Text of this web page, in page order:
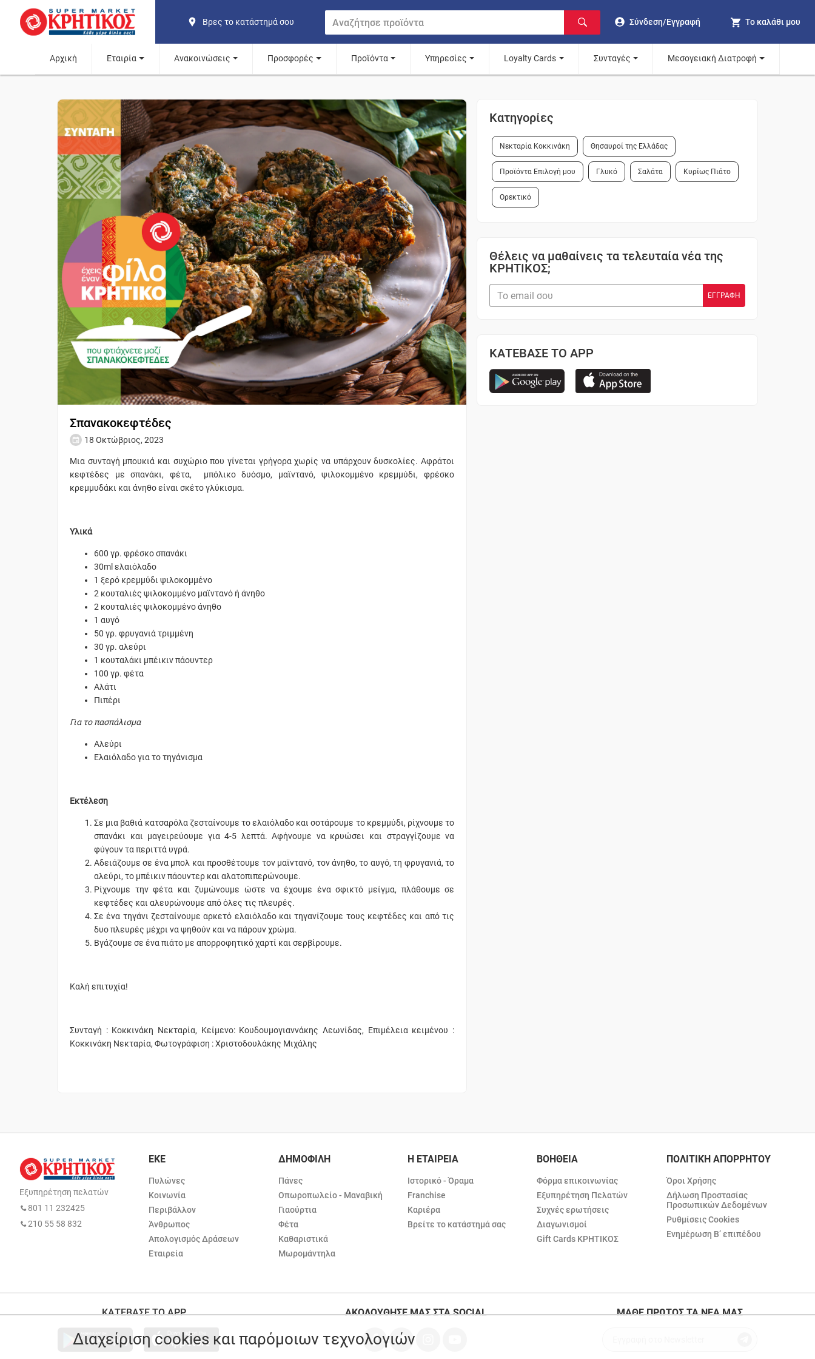
Βρες το κατάστημά σου Σύνδεση/Εγγραφή Το καλάθι μου
Αρχική Εταιρία Ανακοινώσεις Προσφορές Προϊόντα Υπηρεσίες Loyalty Cards Συνταγές Μεσογειακή Διατροφή
Σπανακοκεφτέδες
18 Οκτώβριος, 2023
Μια συνταγή μπουκιά και συχώριο που γίνεται γρήγορα χωρίς να υπάρχουν δυσκολίες. Αφράτοι
κεφτέδες με σπανάκι, φέτα, μπόλικο δυόσμο, μαϊντανό, ψιλοκομμένο κρεμμύδι, φρέσκο
κρεμμυδάκι και άνηθο είναι σκέτο γλύκισμα.
Υλικά
600 γρ. φρέσκο σπανάκι
30ml ελαιόλαδο
1 ξερό κρεμμύδι ψιλοκομμένο
2 κουταλιές ψιλοκομμένο μαϊντανό ή άνηθο
2 κουταλιές ψιλοκομμένο άνηθο
1 αυγό
50 γρ. φρυγανιά τριμμένη
30 γρ. αλεύρι
1 κουταλάκι μπέικιν πάουντερ
100 γρ. φέτα
Αλάτι
Πιπέρι
Για το πασπάλισμα
Αλεύρι
Ελαιόλαδο για το τηγάνισμα
Εκτέλεση
Σε μια βαθιά κατσαρόλα ζεσταίνουμε το ελαιόλαδο και σοτάρουμε το κρεμμύδι, ρίχνουμε το
σπανάκι και μαγειρεύουμε για 4-5 λεπτά. Αφήνουμε να κρυώσει και στραγγίζουμε να
φύγουν τα περιττά υγρά.
Αδειάζουμε σε ένα μπολ και προσθέτουμε τον μαϊντανό, τον άνηθο, το αυγό, τη φρυγανιά, το
αλεύρι, το μπέικιν πάουντερ και αλατοπιπερώνουμε.
Ρίχνουμε την φέτα και ζυμώνουμε ώστε να έχουμε ένα σφικτό μείγμα, πλάθουμε σε
κεφτέδες και αλευρώνουμε από όλες τις πλευρές.
Σε ένα τηγάνι ζεσταίνουμε αρκετό ελαιόλαδο και τηγανίζουμε τους κεφτέδες και από τις
δυο πλευρές μέχρι να ψηθούν και να πάρουν χρώμα.
Βγάζουμε σε ένα πιάτο με απορροφητικό χαρτί και σερβίρουμε.
Καλή επιτυχία!
Συνταγή : Κοκκινάκη Νεκταρία, Κείμενο: Κουδουμογιαννάκης Λεωνίδας, Επιμέλεια κειμένου :
Κοκκινάκη Νεκταρία, Φωτογράφιση : Χριστοδουλάκης Μιχάλης
Κατηγορίες
Νεκταρία Κοκκινάκη Θησαυροί της Ελλάδας
Προϊόντα Επιλογή μου Γλυκό Σαλάτα Κυρίως Πιάτο
Ορεκτικό
Θέλεις να μαθαίνεις τα τελευταία νέα της
ΚΡΗΤΙΚΟΣ;
ΚΑΤΕΒΑΣΕ ΤΟ APP
Εξυπηρέτηση πελατών
801 11 232425
210 55 58 832
ΕΚΕ
Πυλώνες
Κοινωνία
Περιβάλλον
Άνθρωπος
Απολογισμός Δράσεων
Εταιρεία
ΔΗΜΟΦΙΛΗ
Πάνες
Οπωροπωλείο - Μαναβική
Γιαούρτια
Φέτα
Καθαριστικά
Μωρομάντηλα
Η ΕΤΑΙΡΕΙΑ
Ιστορικό - Όραμα
Franchise
Καριέρα
Βρείτε το κατάστημά σας
ΒΟΗΘΕΙΑ
Φόρμα επικοινωνίας
Εξυπηρέτηση Πελατών
Συχνές ερωτήσεις
Διαγωνισμοί
Gift Cards ΚΡΗΤΙΚΟΣ
ΠΟΛΙΤΙΚΗ ΑΠΟΡΡΗΤΟΥ
Όροι Χρήσης
Δήλωση Προστασίας
Προσωπικών Δεδομένων
Ρυθμίσεις Cookies
Ενημέρωση Β’ επιπέδου
ΚΑΤΕΒΑΣΕ ΤΟ APP ΑΚΟΛΟΥΘΗΣΕ ΜΑΣ ΣΤΑ SOCIAL ΜΑΘΕ ΠΡΩΤΟΣ ΤΑ ΝΕΑ ΜΑΣ
Διαχείριση cookies και παρόμοιων τεχνολογιών